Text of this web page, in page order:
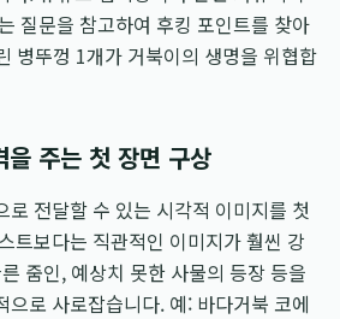
질문을 참고하여 후킹 포인트를 찾아
병뚜껑 1개가 거북이의 생명을 위협합
주는 첫 장면 구상
로 전달할 수 있는 시각적 이미지를 첫
트보다는 직관적인 이미지가 훨씬 강
줌인, 예상치 못한 사물의 등장 등을
으로 사로잡습니다. 예: 바다거북 코에